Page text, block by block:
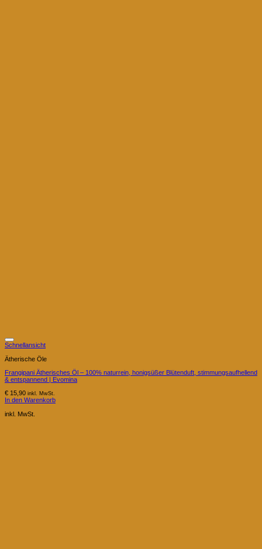
Schnellansicht
Ätherische Öle
Frangipani Ätherisches Öl – 100% naturrein, honigsüßer Blütenduft, stimmungsaufhellend
& entspannend | Evomina
€ 15,90 inkl. MwSt.
In den Warenkorb
inkl. MwSt.